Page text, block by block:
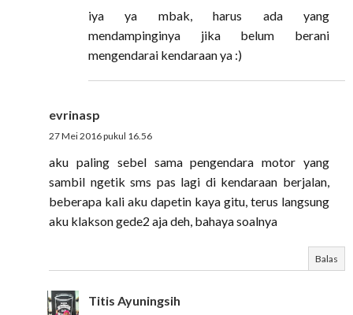
iya ya mbak, harus ada yang
mendampinginya jika belum berani
mengendarai kendaraan ya :)
evrinasp
27 Mei 2016 pukul 16.56
aku paling sebel sama pengendara motor yang
sambil ngetik sms pas lagi di kendaraan berjalan,
beberapa kali aku dapetin kaya gitu, terus langsung
aku klakson gede2 aja deh, bahaya soalnya
Balas
Titis Ayuningsih